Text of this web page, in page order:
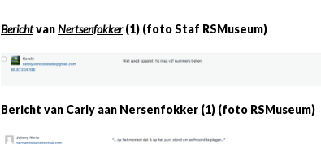
BerichtvanNertsenfokker(1) (foto Staf RSMuseum)
Bericht van Carly aan Nersenfokker (1) (foto RSMuseum)